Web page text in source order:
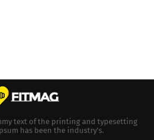
text of the printing and typesetting
has been the industry's.